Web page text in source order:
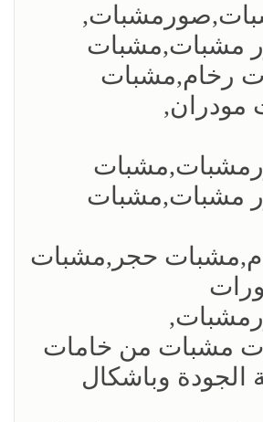
مشبات,مشبات
رخام,مشبات
مودران,
مشبات,مشبات
حجر,مشبات
مشبات من خامات
الجودة وباشكال